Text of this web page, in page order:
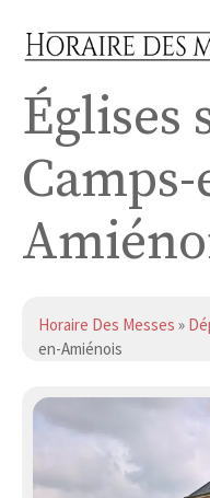
Églises
Horaire Des Messes »
en-Amiénois